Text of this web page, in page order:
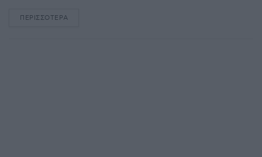
ΠΕΡΙΣΣΌΤΕΡΑ